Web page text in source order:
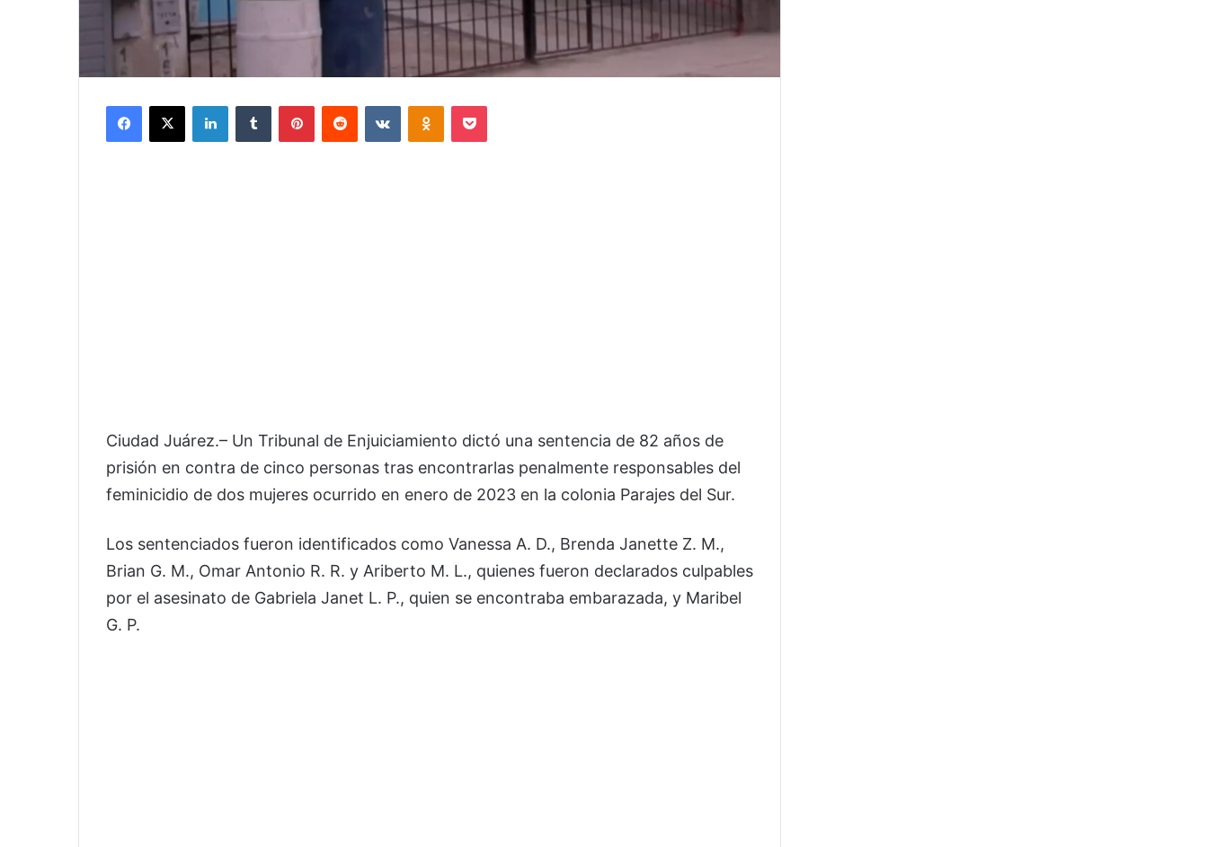
Facebook
X LinkedInTumblr PinterestReddit VKontakteOdnoklassniki
Pocket
Ciudad Juárez.– Un Tribunal de Enjuiciamiento dictó una sentencia de 82 años de
prisión en contra de cinco personas tras encontrarlas penalmente responsables del
feminicidio de dos mujeres ocurrido en enero de 2023 en la colonia Parajes del Sur.
Los sentenciados fueron identificados como Vanessa A. D., Brenda Janette Z. M.,
Brian G. M., Omar Antonio R. R. y Ariberto M. L., quienes fueron declarados culpables
por el asesinato de Gabriela Janet L. P., quien se encontraba embarazada, y Maribel
G. P.